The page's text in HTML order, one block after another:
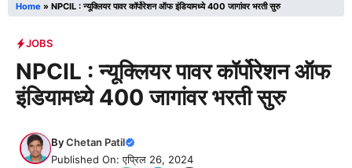
Home » NPCIL : न्यूक्लियर पावर कॉर्पोरेशन ऑफ इंडियामध्ये 400 जागांवर भरती सुरु
JOBS
NPCIL : न्यूक्लियर पावर कॉर्पोरेशन ऑफ
इंडियामध्ये 400 जागांवर भरती सुरु
ByChetan Patil
Published On: एप्रिल 26, 2024